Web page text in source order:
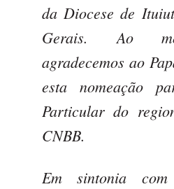
da Diocese de
Gerais. Ao
agradecemos ao
esta nomeação
Particular do
CNBB.
Em sintonia